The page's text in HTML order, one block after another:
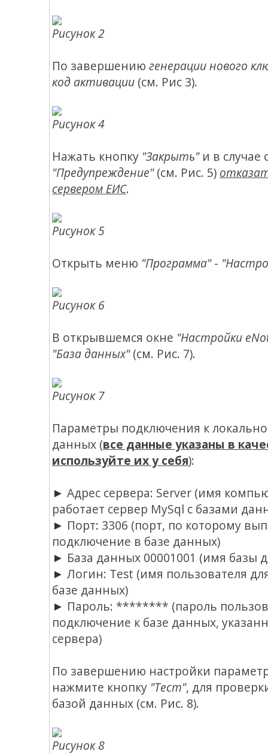
Рисунок 2
По завершению генерации нового
код активации (см. Рис 3).
Рисунок 4
Нажать кнопку "Закрыть"и в случае
"Предупреждение"(см. Рис. 5)
сервером ЕИС.
Рисунок 5
Открыть меню "Программа"-
Рисунок 6
В открывшемся окне "Настройки
"База данных"(см. Рис. 7).
Рисунок 7
Параметры подключения к
данных (все данные указаны в
используйте их у себя):
► Адрес сервера: Server (имя
работает сервер MySql с базами
► Порт: 3306 (порт, по которому
подключение в базе данных)
► База данных 00001001 (имя базы
► Логин: Test (имя пользователя
базе данных)
► Пароль: ******** (пароль
подключение к базе данных,
сервера)
По завершению настройки
нажмите кнопку "Тест", для
базой данных (см. Рис. 8).
Рисунок 8